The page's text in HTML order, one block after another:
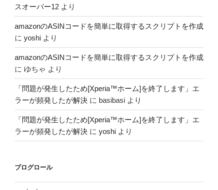
スオーバー12 より
amazonのASINコードを簡単に取得するスクリプトを作成
に yoshi より
amazonのASINコードを簡単に取得するスクリプトを作成
に ゆちゃ より
「問題が発生したため[Xperia™ホーム]を終了します」エ
ラーが頻発したが解決 に basibasi より
「問題が発生したため[Xperia™ホーム]を終了します」エ
ラーが頻発したが解決 に yoshi より
ブログロール